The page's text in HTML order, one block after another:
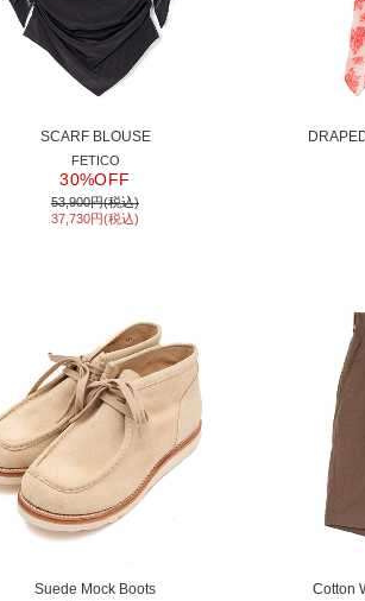
SCARF BLOUSE
FETICO
30%OFF
53,900円(税込)
37,730円(税込)
Suede Mock Boots Cotton